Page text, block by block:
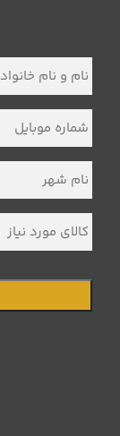
نام
و
نام
شماره
موبایل *
نام
شهر *
کالای
مورد
نیاز